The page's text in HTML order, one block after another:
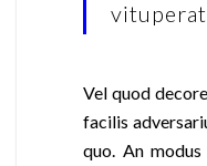
Vel quod
facilis
quo. An